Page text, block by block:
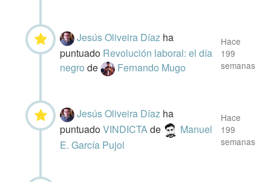
Jesús Oliveira Díaz ha
puntuado Revolución laboral: el día
negrode Fernando Mugo
Hace
199
semanas
Jesús Oliveira Díaz ha
puntuadoVINDICTAde
Manuel
E. García Pujol
Hace
199
semanas